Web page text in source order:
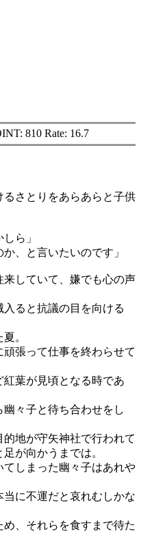
810 Rate: 16.7
さとりをあらあらと子供
ら」
、と言いたいのです」
していて、嫌でも心の声
ると抗議の目を向ける
。
張って仕事を終わらせて
葉が見頃となる時であ
々子と待ち合わせをし
地が守矢神社で行われて
が向かうまでは。
しまった幽々子はあれや
に不運だと哀れむしかな
、それらを食すまで待た